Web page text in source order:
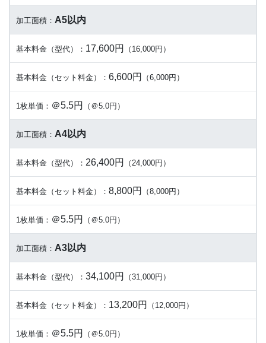
加工面積： A5以内
基本料金（型代）： 17,600円 （16,000円）
基本料金（セット料金）： 6,600円 （6,000円）
1枚単価： ＠5.5円 （＠5.0円）
加工面積： A4以内
基本料金（型代）： 26,400円 （24,000円）
基本料金（セット料金）： 8,800円 （8,000円）
1枚単価： ＠5.5円 （＠5.0円）
加工面積： A3以内
基本料金（型代）： 34,100円 （31,000円）
基本料金（セット料金）： 13,200円 （12,000円）
1枚単価： ＠5.5円 （＠5.0円）